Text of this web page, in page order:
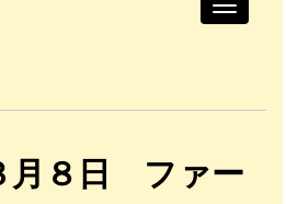
Toggle
月８日 ファー